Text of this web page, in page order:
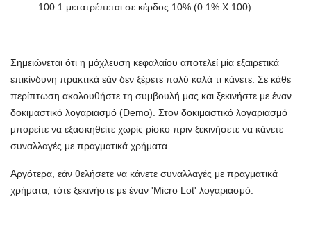
100:1 μετατρέπεται σε κέρδος 10% (0.1% Χ 100)
Σημειώνεται ότι η μόχλευση κεφαλαίου αποτελεί μία εξαιρετικά
επικίνδυνη πρακτικά εάν δεν ξέρετε πολύ καλά τι κάνετε. Σε κάθε
περίπτωση ακολουθήστε τη συμβουλή μας και ξεκινήστε με έναν
δοκιμαστικό λογαριασμό (Demo). Στον δοκιμαστικό λογαριασμό
μπορείτε να εξασκηθείτε χωρίς ρίσκο πριν ξεκινήσετε να κάνετε
συναλλαγές με πραγματικά χρήματα.
Αργότερα, εάν θελήσετε να κάνετε συναλλαγές με πραγματικά
χρήματα, τότε ξεκινήστε με έναν 'Micro Lot' λογαριασμό.